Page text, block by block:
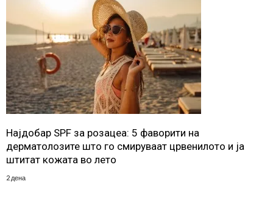
Најдобар SPF за розацеа: 5 фаворити на
дерматолозите што го смируваат црвенилото и ја
штитат кожата во лето
2 дена